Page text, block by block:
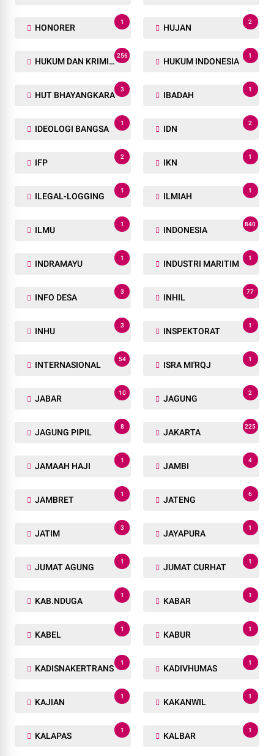
HONORER
1
HUJAN
2
HUKUM DAN KRIMINAL
256
HUKUM INDONESIA
1
HUT BHAYANGKARA
3
IBADAH
1
IDEOLOGI BANGSA
1
IDN
2
IFP
2
IKN
1
ILEGAL-LOGGING
1
ILMIAH
1
ILMU
1
INDONESIA
840
INDRAMAYU
1
INDUSTRI MARITIM
1
INFO DESA
3
INHIL
77
INHU
3
INSPEKTORAT
1
INTERNASIONAL
54
ISRA MI'RQJ
1
JABAR
10
JAGUNG
2
JAGUNG PIPIL
8
JAKARTA
225
JAMAAH HAJI
1
JAMBI
4
JAMBRET
1
JATENG
6
JATIM
3
JAYAPURA
1
JUMAT AGUNG
1
JUMAT CURHAT
1
KAB.NDUGA
1
KABAR
1
KABEL
1
KABUR
1
KADISNAKERTRANS
1
KADIVHUMAS
1
KAJIAN
1
KAKANWIL
1
KALAPAS
1
KALBAR
1